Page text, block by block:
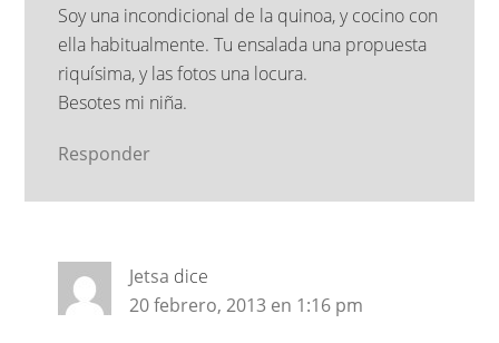
Soy una incondicional de la quinoa, y cocino con
ella habitualmente. Tu ensalada una propuesta
riquísima, y las fotos una locura.
Besotes mi niña.
Responder
Jetsa dice
20 febrero, 2013 en 1:16 pm